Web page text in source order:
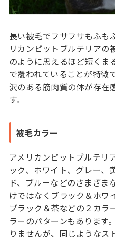
長い被毛でフサフサもふも
リカンピットブルテリアの
のように思えるほど短くま
で覆われていることが特徴
沢のある筋肉質の体が存在
す。
被毛カラー
アメリカンピットブルテリ
ック、ホワイト、グレー、
ド、ブルーなどのさまざま
けではなくブラック＆ホワ
ブラック＆茶などの２カラ
ラーのパターンもあります
りませんが、同じようなス